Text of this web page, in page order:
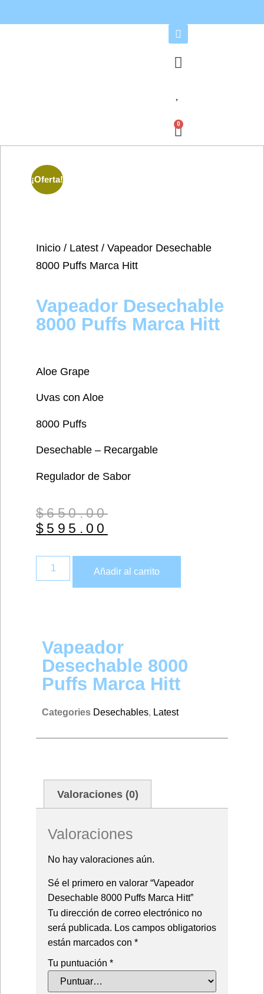
0
¡Oferta!
Inicio / Latest / Vapeador Desechable
8000 Puffs Marca Hitt
Vapeador Desechable
8000 Puffs Marca Hitt
Aloe Grape
Uvas con Aloe
8000 Puffs
Desechable – Recargable
Regulador de Sabor
$650.00
$ 595.00
Añadir al carrito
Vapeador
Desechable 8000
Puffs Marca Hitt
Categories Desechables, Latest
Valoraciones (0)
Valoraciones
No hay valoraciones aún.
Sé el primero en valorar “Vapeador
Desechable 8000 Puffs Marca Hitt”
Tu dirección de correo electrónico no
será publicada. Los campos obligatorios
están marcados con *
Tu puntuación *